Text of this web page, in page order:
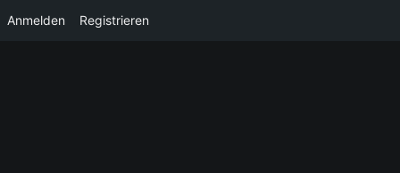
Anmelden Registrieren